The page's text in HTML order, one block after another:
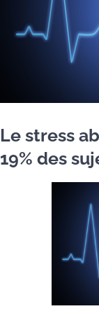
Le stress
19% des